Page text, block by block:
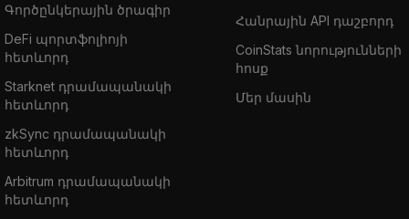
Գործընկերային ծրագիր
DeFi պորտֆոլիոյի
հետևորդ
Starknet դրամապանակի
հետևորդ
zkSync դրամապանակի
հետևորդ
Arbitrum դրամապանակի
հետևորդ
Հանրային API դաշբորդ
CoinStats նորությունների
հոսք
Մեր մասին